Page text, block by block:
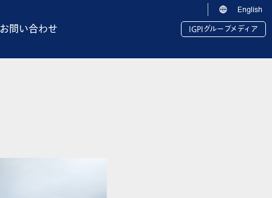
お問い合わせ IGPIグループメディア
English